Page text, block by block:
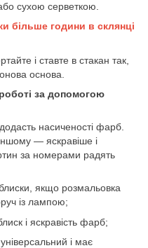
сухою серветкою.
більше години в склянці
і ставте в стакан так,
основа.
за допомогою
насиченості фарб.
— яскравіше і
за номерами радять
якщо розмальовка
із лампою;
і яскравість фарб;
і має